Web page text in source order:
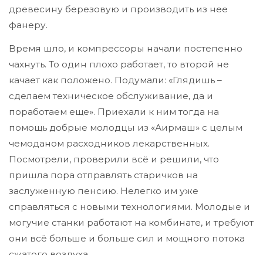
древесину березовую и производить из нее
фанеру.
Время шло, и компрессоры начали постепенно
чахнуть. То один плохо работает, то второй не
качает как положено. Подумали: «Глядишь –
сделаем техническое обслуживание, да и
поработаем еще». Приехали к ним тогда на
помощь добрые молодцы из «Аирмаш» с целым
чемоданом расходников лекарственных.
Посмотрели, проверили всё и решили, что
пришла пора отправлять старичков на
заслуженную пенсию. Нелегко им уже
справляться с новыми технологиями. Молодые и
могучие станки работают на комбинате, и требуют
они всё больше и больше сил и мощного потока